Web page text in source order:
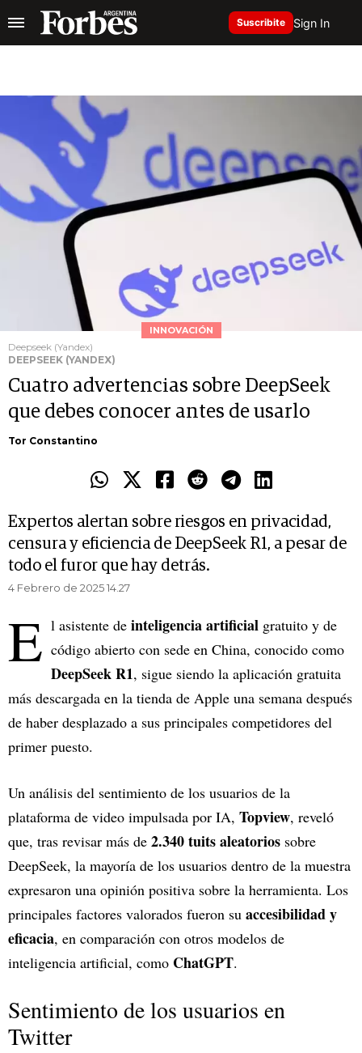
Suscribite Sign In
INNOVACIÓN
Deepseek (Yandex)
DEEPSEEK (YANDEX)
Cuatro advertencias sobre DeepSeek
que debes conocer antes de usarlo
Tor Constantino
Expertos alertan sobre riesgos en privacidad,
censura y eficiencia de DeepSeek R1, a pesar de
todo el furor que hay detrás.
4 Febrero de 2025 14.27
E l asistente de inteligencia artificial gratuito y de
código abierto con sede en China, conocido como
DeepSeek R1, sigue siendo la aplicación gratuita
más descargada en la tienda de Apple una semana después
de haber desplazado a sus principales competidores del
primer puesto.
Un análisis del sentimiento de los usuarios de la
plataforma de video impulsada por IA, Topview, reveló
que, tras revisar más de 2.340 tuits aleatorios sobre
DeepSeek, la mayoría de los usuarios dentro de la muestra
expresaron una opinión positiva sobre la herramienta. Los
principales factores valorados fueron su accesibilidad y
eficacia, en comparación con otros modelos de
inteligencia artificial, como ChatGPT.
Sentimiento de los usuarios en
Twitter